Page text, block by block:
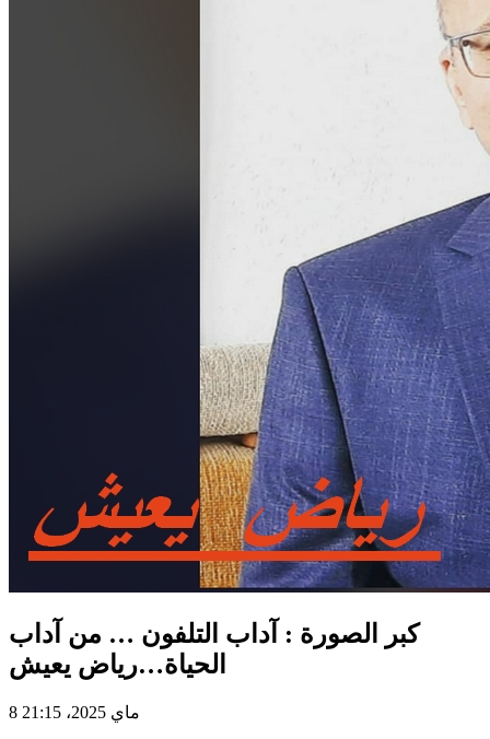
كبر الصورة : آداب التلفون … من آداب
الحياة…رياض يعيش
8 ماي 2025، 21:15